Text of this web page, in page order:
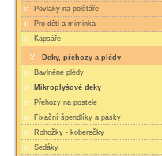
Povlaky na polštáře
Pro děti a miminka
Kapsáře
Deky, přehozy a plédy
Bavlněné plédy
Mikroplyšové deky
Přehozy na postele
Fixační špendlíky a pásky
Rohožky - koberečky
Sedáky